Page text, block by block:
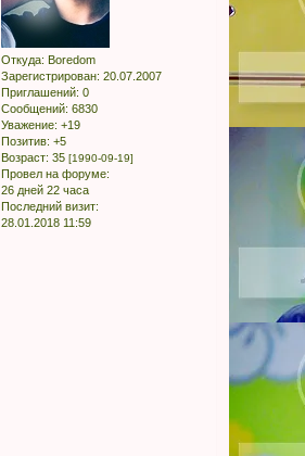
Откуда: Boredom
Зарегистрирован: 20.07.2007
Приглашений: 0
Сообщений: 6830
Уважение: +19
Позитив: +5
Возраст: 35 [1990-09-19]
Провел на форуме:
26 дней 22 часа
Последний визит:
28.01.2018 11:59